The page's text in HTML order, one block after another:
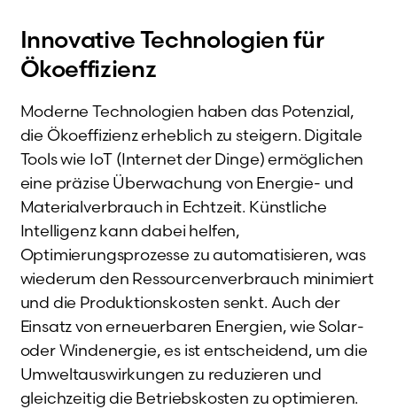
Innovative Technologien für
Ökoeffizienz
Moderne Technologien haben das Potenzial,
die Ökoeffizienz erheblich zu steigern. Digitale
Tools wie IoT (Internet der Dinge) ermöglichen
eine präzise Überwachung von Energie- und
Materialverbrauch in Echtzeit. Künstliche
Intelligenz kann dabei helfen,
Optimierungsprozesse zu automatisieren, was
wiederum den Ressourcenverbrauch minimiert
und die Produktionskosten senkt. Auch der
Einsatz von erneuerbaren Energien, wie Solar-
oder Windenergie, es ist entscheidend, um die
Umweltauswirkungen zu reduzieren und
gleichzeitig die Betriebskosten zu optimieren.